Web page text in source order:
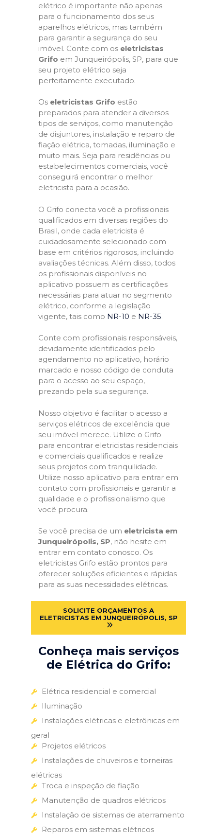
elétrico é importante não apenas
para o funcionamento dos seus
aparelhos elétricos, mas também
para garantir a segurança do seu
imóvel. Conte com os eletricistas
Grifo em Junqueirópolis, SP, para que
seu projeto elétrico seja
perfeitamente executado.
Os eletricistas Grifo estão
preparados para atender a diversos
tipos de serviços, como manutenção
de disjuntores, instalação e reparo de
fiação elétrica, tomadas, iluminação e
muito mais. Seja para residências ou
estabelecimentos comerciais, você
conseguirá encontrar o melhor
eletricista para a ocasião.
O Grifo conecta você a profissionais
qualificados em diversas regiões do
Brasil, onde cada eletricista é
cuidadosamente selecionado com
base em critérios rigorosos, incluindo
avaliações técnicas. Além disso, todos
os profissionais disponíveis no
aplicativo possuem as certificações
necessárias para atuar no segmento
elétrico, conforme a legislação
vigente, tais como NR-10 e NR-35.
Conte com profissionais responsáveis,
devidamente identificados pelo
agendamento no aplicativo, horário
marcado e nosso código de conduta
para o acesso ao seu espaço,
prezando pela sua segurança.
Nosso objetivo é facilitar o acesso a
serviços elétricos de excelência que
seu imóvel merece. Utilize o Grifo
para encontrar eletricistas residenciais
e comerciais qualificados e realize
seus projetos com tranquilidade.
Utilize nosso aplicativo para entrar em
contato com profissionais e garantir a
qualidade e o profissionalismo que
você procura.
Se você precisa de um eletricista em
Junqueirópolis, SP, não hesite em
entrar em contato conosco. Os
eletricistas Grifo estão prontos para
oferecer soluções eficientes e rápidas
para as suas necessidades elétricas.
SOLICITE ORÇAMENTOS A
ELETRICISTAS EM JUNQUEIRÓPOLIS, SP
Conheça mais serviços
de Elétrica do Grifo:
Elétrica residencial e comercial
Iluminação
Instalações elétricas e eletrônicas em
geral
Projetos elétricos
Instalações de chuveiros e torneiras
elétricas
Troca e inspeção de fiação
Manutenção de quadros elétricos
Instalação de sistemas de aterramento
Reparos em sistemas elétricos